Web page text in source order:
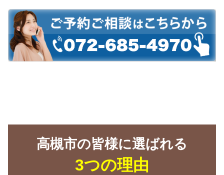
高槻市の皆様に選ばれる
3つの理由